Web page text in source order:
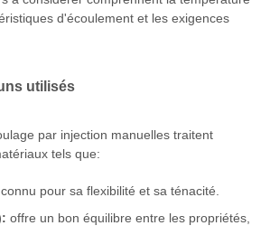
d'écoulement et les exigences
utilisés
par injection manuelles traitent
tels que:
connu pour sa flexibilité et sa ténacité.
offre un bon équilibre entre les propriétés,